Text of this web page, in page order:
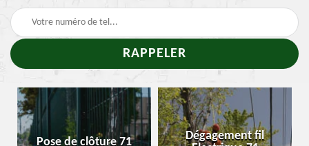
Pose de clôture 71
Dégagement fil